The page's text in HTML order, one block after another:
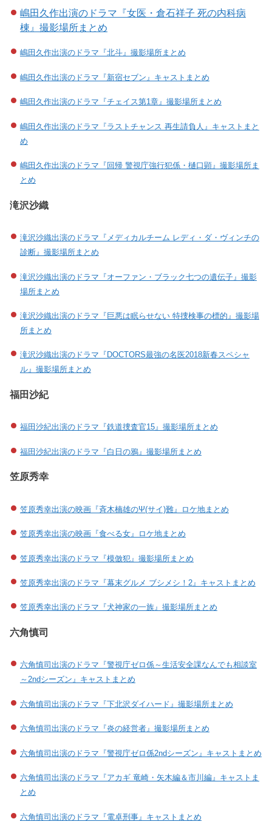
嶋田久作出演のドラマ『女医・倉石祥子 死の内科病
棟』撮影場所まとめ
嶋田久作出演のドラマ『北斗』撮影場所まとめ
嶋田久作出演のドラマ『新宿セブン』キャストまとめ
嶋田久作出演のドラマ『チェイス第1章』撮影場所まとめ
嶋田久作出演のドラマ『ラストチャンス 再生請負人』キャストまと
め
嶋田久作出演のドラマ『回帰 警視庁強行犯係・樋口顕』撮影場所ま
とめ
滝沢沙織
滝沢沙織出演のドラマ『メディカルチーム レディ・ダ・ヴィンチの
診断』撮影場所まとめ
滝沢沙織出演のドラマ『オーファン・ブラック七つの遺伝子』撮影
場所まとめ
滝沢沙織出演のドラマ『巨悪は眠らせない 特捜検事の標的』撮影場
所まとめ
滝沢沙織出演のドラマ『DOCTORS最強の名医2018新春スペシャ
ル』撮影場所まとめ
福田沙紀
福田沙紀出演のドラマ『鉄道捜査官15』撮影場所まとめ
福田沙紀出演のドラマ『白日の鴉』撮影場所まとめ
笠原秀幸
笠原秀幸出演の映画『斉木楠雄のΨ(サイ)難』ロケ地まとめ
笠原秀幸出演の映画『食べる女』ロケ地まとめ
笠原秀幸出演のドラマ『模倣犯』撮影場所まとめ
笠原秀幸出演のドラマ『幕末グルメ ブシメシ！2』キャストまとめ
笠原秀幸出演のドラマ『犬神家の一族』撮影場所まとめ
六角慎司
六角慎司出演のドラマ『警視庁ゼロ係～生活安全課なんでも相談室
～2ndシーズン』キャストまとめ
六角慎司出演のドラマ『下北沢ダイハード』撮影場所まとめ
六角慎司出演のドラマ『炎の経営者』撮影場所まとめ
六角慎司出演のドラマ『警視庁ゼロ係2ndシーズン』キャストまとめ
六角慎司出演のドラマ『アカギ 竜崎・矢木編＆市川編』キャストま
とめ
六角慎司出演のドラマ『電卓刑事』キャストまとめ